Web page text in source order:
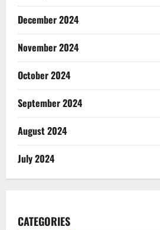
December 2024
November 2024
October 2024
September 2024
August 2024
July 2024
CATEGORIES